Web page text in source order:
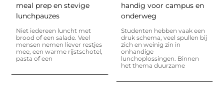
meal prep en stevige
lunchpauzes
Niet iedereen luncht met
brood of een salade. Veel
mensen nemen liever restjes
mee, een warme rijstschotel,
pasta of een
handig voor campus en
onderweg
Studenten hebben vaak een
druk schema, veel spullen bij
zich en weinig zin in
onhandige
lunchoplossingen. Binnen
het thema duurzame